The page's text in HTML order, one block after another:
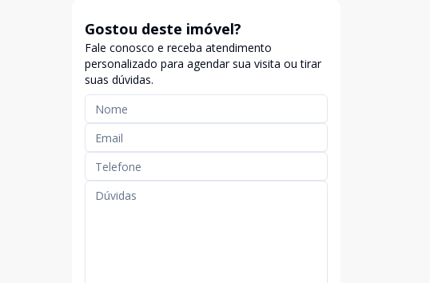
Gostou deste imóvel?
Fale conosco e receba atendimento
personalizado para agendar sua visita ou tirar
suas dúvidas.